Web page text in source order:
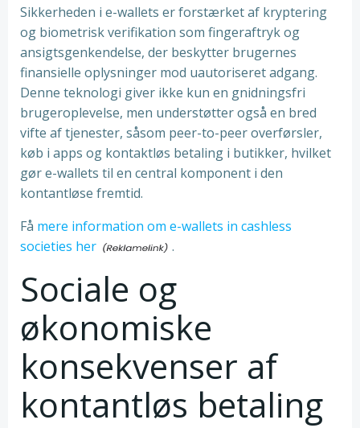
Sikkerheden i e-wallets er forstærket af kryptering
og biometrisk verifikation som fingeraftryk og
ansigtsgenkendelse, der beskytter brugernes
finansielle oplysninger mod uautoriseret adgang.
Denne teknologi giver ikke kun en gnidningsfri
brugeroplevelse, men understøtter også en bred
vifte af tjenester, såsom peer-to-peer overførsler,
køb i apps og kontaktløs betaling i butikker, hvilket
gør e-wallets til en central komponent i den
kontantløse fremtid.
Få mere information om e-wallets in cashless
societies her
.
Sociale og
økonomiske
konsekvenser af
kontantløs betaling